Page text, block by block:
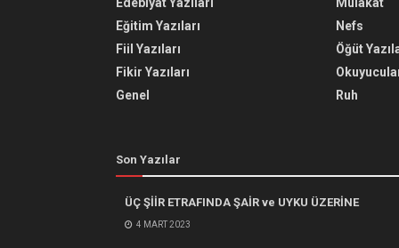
Eğitim Yazıları
Fiil Yazıları
Fikir Yazıları
Genel
Nefs
Öğüt
Ruh
Son Yazılar
ÜÇ ŞİİR ETRAFINDA ŞAİR ve UYKU ÜZERİNE
4 MART 2023